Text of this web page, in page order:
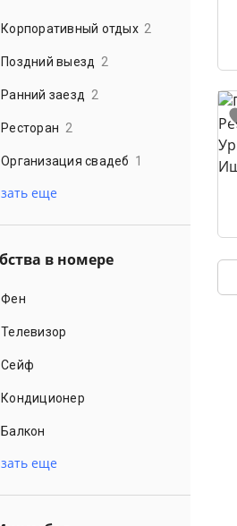
Корпоративный отдых 2
Поздний выезд 2
Ранний заезд 2
Ресторан 2
Организация свадеб 1
еще
в номере
Фен
Телевизор
Сейф
Кондиционер
Балкон
еще